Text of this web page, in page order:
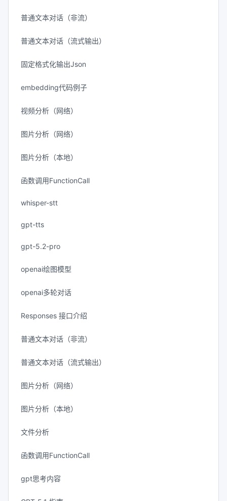
普通文本对话（非流）
普通文本对话（流式输出）
固定格式化输出Json
embedding代码例子
视频分析（网络）
图片分析（网络）
图片分析（本地）
函数调用FunctionCall
whisper-stt
gpt-tts
gpt-5.2-pro
openai绘图模型
openai多轮对话
Responses 接口介绍
普通文本对话（非流）
普通文本对话（流式输出）
图片分析（网络）
图片分析（本地）
文件分析
函数调用FunctionCall
gpt思考内容